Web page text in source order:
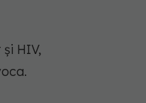
HIV,